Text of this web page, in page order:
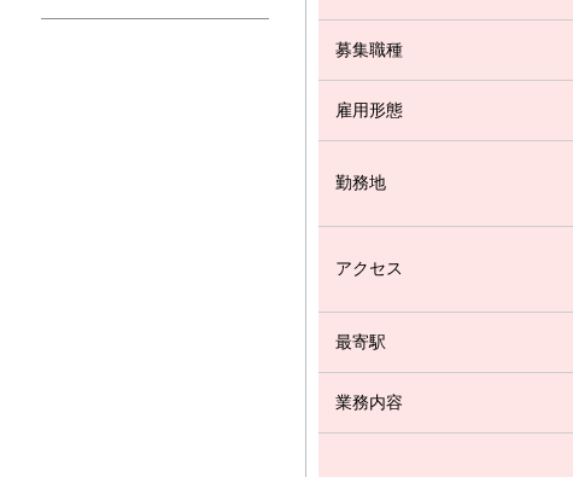
募集職種
雇用形態
勤務地
アクセス
最寄駅
業務内容